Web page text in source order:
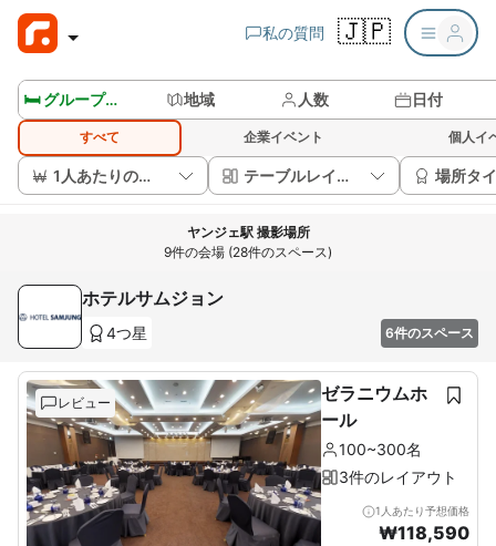
私の質問 🇯🇵
🛏️ グループルームを見る 地域 人数 日付
すべて 企業イベント 個人イ
1人あたりの価格 テーブルレイアウト 場所タ
ヤンジェ駅 撮影場所
9件の会場 (28件のスペース)
ホテルサムジョン
4つ星 6件のスペース
レビュー
ゼラニウムホ
ール
100~300名
3件のレイアウト
1人あたり予想価格
₩118,590